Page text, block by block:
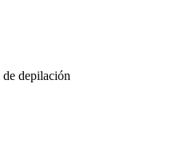
depilación